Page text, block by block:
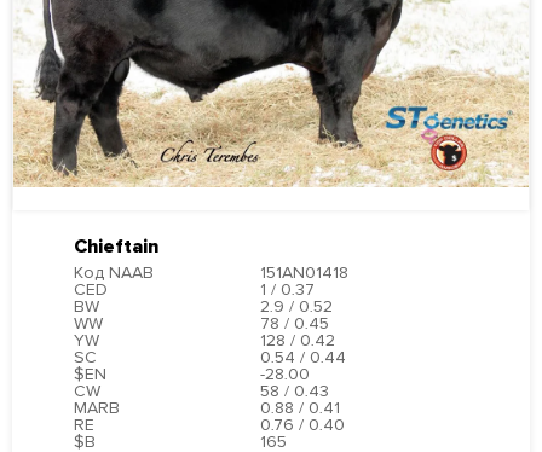
Вагю
Ангусы
Шароле
РОССИЙСКОЕ ПРОИЗВОДСТВО
ПОИСК БЫКОВ ПО НОМЕРУ ИЛИ КЛИЧКЕ
РАСХОДНЫЕ МАТЕРИАЛЫ И ОБОРУДОВАНИЕ
Chieftain
Код NAAB
151AN01418
CED
1 / 0.37
BW
2.9 / 0.52
WW
78 / 0.45
YW
128 / 0.42
SC
0.54 / 0.44
$EN
-28.00
CW
58 / 0.43
MARB
0.88 / 0.41
RE
0.76 / 0.40
$B
165